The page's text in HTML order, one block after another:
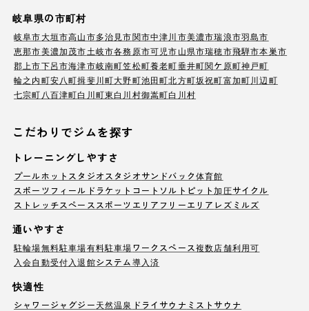
岐阜県の市町村
岐阜市大垣市高山市多治見市関市中津川市美濃市瑞浪市羽島市
恵那市美濃加茂市土岐市各務原市可児市山県市瑞穂市飛騨市本巣市
郡上市下呂市海津市岐南町笠松町養老町垂井町関ケ原町神戸町
輪之内町安八町揖斐川町大野町池田町北方町坂祝町富加町川辺町
七宗町 八百津町白川町東白川村御嵩町白川村
こだわりでジムを探す
トレーニングしやすさ
プールホットスタジオ スタジオサンドバック体育館
スポーツフィールド ラケットコート ソルトピット加圧サイクル
ストレッチスペース スポーツエリア フリーエリア レズミルズ
通いやすさ
駐輪場無料駐車場有料駐車場ワークスペース複数店舗利用可
入会自動受付 入退館システム導入済
快適性
シャワージャグジー天然温泉 ドライサウナ ミストサウナ